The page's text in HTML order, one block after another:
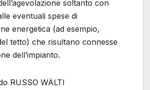
soltanto con
eventuali spese di
energetica (ad esempio,
tetto) che risultano connesse
dell’impianto.
RUSSO WÄLTI